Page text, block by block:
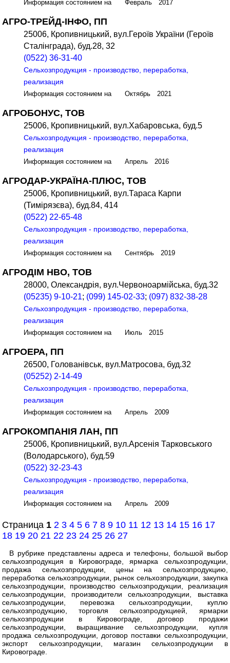
Информация состоянием на Февраль 2017
АГРО-ТРЕЙД-ІНФО, ПП
25006, Кропивницький, вул.Героїв України (Героїв
Сталінграда), буд.28, 32
(0522) 36-31-40
Сельхозпродукция - производство, переработка,
реализация
Информация состоянием на Октябрь 2021
АГРОБОНУС, ТОВ
25006, Кропивницький, вул.Хабаровська, буд.5
Сельхозпродукция - производство, переработка,
реализация
Информация состоянием на Апрель 2016
АГРОДАР-УКРАЇНА-ПЛЮС, ТОВ
25006, Кропивницький, вул.Тараса Карпи
(Тимірязєва), буд.84, 414
(0522) 22-65-48
Сельхозпродукция - производство, переработка,
реализация
Информация состоянием на Сентябрь 2019
АГРОДІМ НВО, ТОВ
28000, Олександрія, вул.Червоноармійська, буд.32
(05235) 9-10-21; (099) 145-02-33; (097) 832-38-28
Сельхозпродукция - производство, переработка,
реализация
Информация состоянием на Июль 2015
АГРОЕРА, ПП
26500, Голованівськ, вул.Матросова, буд.32
(05252) 2-14-49
Сельхозпродукция - производство, переработка,
реализация
Информация состоянием на Апрель 2009
АГРОКОМПАНІЯ ЛАН, ПП
25006, Кропивницький, вул.Арсенія Тарковського
(Володарського), буд.59
(0522) 32-23-43
Сельхозпродукция - производство, переработка,
реализация
Информация состоянием на Апрель 2009
Страница 12 3 4 5 6 7 8 9 10 11 12 13 14 15 16 17
18 19 20 21 22 23 24 25 26 27
В рубрике представлены адреса и телефоны, большой выбор
сельхозпродукция в Кировограде, ярмарка сельхозпродукции,
продажа сельхозпродукции, цены на сельхозпродукцию,
переработка сельхозпродукции, рынок сельхозпродукции, закупка
сельхозпродукции, производство сельхозпродукции, реализация
сельхозпродукции, производители сельхозпродукции, выставка
сельхозпродукции, перевозка сельхозпродукции, куплю
сельхозпродукцию, торговля сельхозпродукцией, ярмарки
сельхозпродукции в Кировограде, договор продажи
сельхозпродукции, выращивание сельхозпродукции, купля
продажа сельхозпродукции, договор поставки сельхозпродукции,
экспорт сельхозпродукции, магазин сельхозпродукции в
Кировограде.